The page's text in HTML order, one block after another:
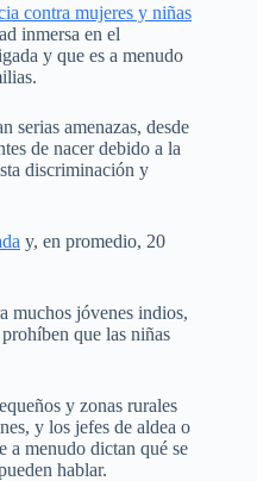
contra mujeres y niñas
inmersa en el
y que es a menudo
serias amenazas, desde
de nacer debido a la
discriminación y
y, en promedio, 20
muchos jóvenes indios,
que las niñas
y zonas rurales
y los jefes de aldea o
a menudo dictan qué se
hablar.